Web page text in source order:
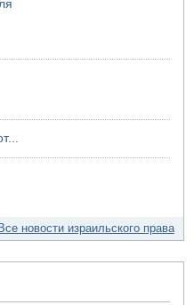
Все новости израильского права